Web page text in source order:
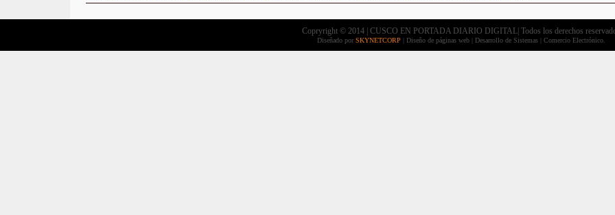
Copryright © 2014 | CUSCO EN PORTADA DIARIO DIGITAL| Todos los derechos
Diseñado por SKYNETCORP | Diseño de páginas web | Desarrollo de Sistemas | Comercio Electrónico.